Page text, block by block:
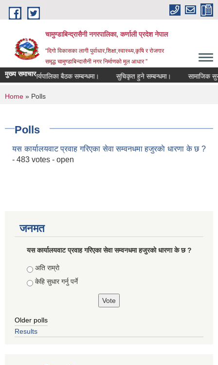
Skip to main content
चामुण्डाबिन्द्रासैनी नगरपालिका, कर्णाली प्रदेश नेपाल
“दिगो विकासका लागी पुर्वाधार,शिक्षा,स्वास्थ्य,कृषि र रोजगार
समृद्ध चामुण्डाबिन्दासैनी नगर निर्माणको मुल आधार ”
मुख्य समाचारकार्यपालिका बैठक सम्बन्धमा। सुचिकृत हुने सम्बन्धमा। सामाजिक
You are here
Home » Polls
Polls
यस कार्यालयवाट प्रवाह गरिएका सेवा सम्वनधमा हजुरकाे धारणा के छ ?
- 483 votes - open
जनमत
यस कार्यालयवाट प्रवाह गरिएका सेवा सम्वनधमा हजुरकाे धारणा के छ ?
Choices
अति राम्राे
केहि सुधार गर्नु पर्ने
Older polls
Results